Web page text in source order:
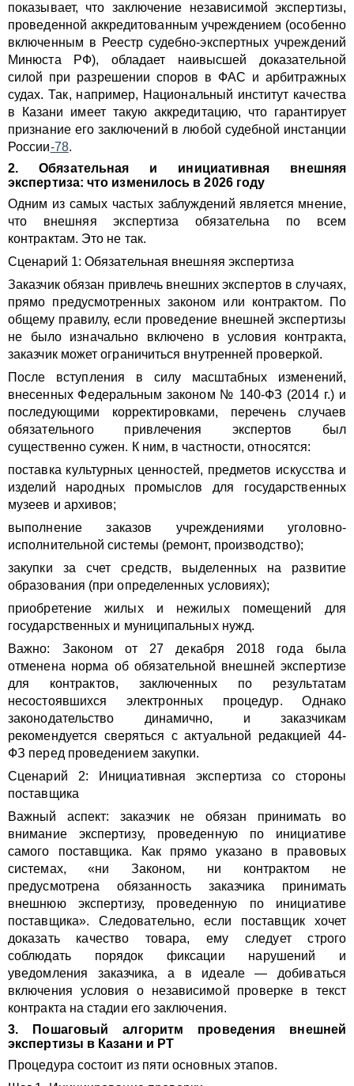
показывает, что заключение независимой экспертизы,
проведенной аккредитованным учреждением (особенно
включенным в Реестр судебно-экспертных учреждений
Минюста РФ), обладает наивысшей доказательной
силой при разрешении споров в ФАС и арбитражных
судах. Так, например, Национальный институт качества
в Казани имеет такую аккредитацию, что гарантирует
признание его заключений в любой судебной инстанции
России-78.
2. Обязательная и инициативная внешняя
экспертиза: что изменилось в 2026 году
Одним из самых частых заблуждений является мнение,
что внешняя экспертиза обязательна по всем
контрактам. Это не так.
Сценарий 1: Обязательная внешняя экспертиза
Заказчик обязан привлечь внешних экспертов в случаях,
прямо предусмотренных законом или контрактом. По
общему правилу, если проведение внешней экспертизы
не было изначально включено в условия контракта,
заказчик может ограничиться внутренней проверкой.
После вступления в силу масштабных изменений,
внесенных Федеральным законом № 140-ФЗ (2014 г.) и
последующими корректировками, перечень случаев
обязательного привлечения экспертов был
существенно сужен. К ним, в частности, относятся:
поставка культурных ценностей, предметов искусства и
изделий народных промыслов для государственных
музеев и архивов;
выполнение заказов учреждениями уголовно-
исполнительной системы (ремонт, производство);
закупки за счет средств, выделенных на развитие
образования (при определенных условиях);
приобретение жилых и нежилых помещений для
государственных и муниципальных нужд.
Важно: Законом от 27 декабря 2018 года была
отменена норма об обязательной внешней экспертизе
для контрактов, заключенных по результатам
несостоявшихся электронных процедур. Однако
законодательство динамично, и заказчикам
рекомендуется сверяться с актуальной редакцией 44-
ФЗ перед проведением закупки.
Сценарий 2: Инициативная экспертиза со стороны
поставщика
Важный аспект: заказчик не обязан принимать во
внимание экспертизу, проведенную по инициативе
самого поставщика. Как прямо указано в правовых
системах, «ни Законом, ни контрактом не
предусмотрена обязанность заказчика принимать
внешнюю экспертизу, проведенную по инициативе
поставщика». Следовательно, если поставщик хочет
доказать качество товара, ему следует строго
соблюдать порядок фиксации нарушений и
уведомления заказчика, а в идеале — добиваться
включения условия о независимой проверке в текст
контракта на стадии его заключения.
3. Пошаговый алгоритм проведения внешней
экспертизы в Казани и РТ
Процедура состоит из пяти основных этапов.